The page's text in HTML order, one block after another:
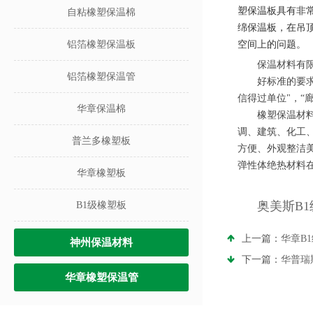
自粘橡塑保温棉
铝箔橡塑保温板
铝箔橡塑保温管
华章保温棉
普兰多橡塑板
华章橡塑板
B1级橡塑板
神州保温材料
华章橡塑保温管
塑保温板具有非
绵保温板，在吊
空间上的问题。
保温材料有
好标准的要
信得过单位"，“
橡塑保温材
调、建筑、化工
方便、外观整洁
弹性体绝热材料
奥美斯
上一篇： 华章
下一篇： 华普瑞